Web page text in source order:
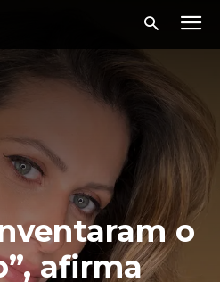
o
afirma